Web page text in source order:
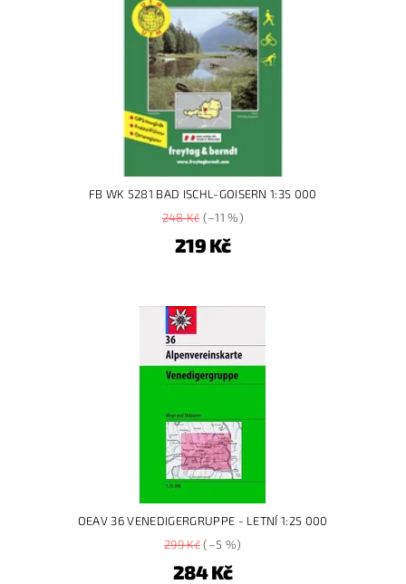
FB WK 5281 BAD ISCHL-GOISERN 1:35 000
248 Kč(–11 %)
219 Kč
OEAV 36 VENEDIGERGRUPPE - LETNÍ 1:25 000
299 Kč(–5 %)
284 Kč